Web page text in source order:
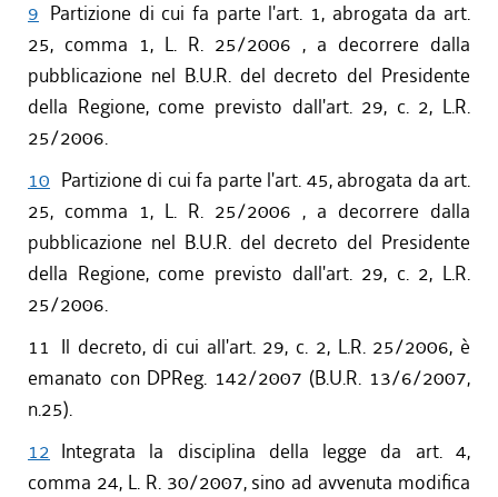
9 Partizione di cui fa parte l'art. 1, abrogata da art.
25, comma 1, L. R. 25/2006 , a decorrere dalla
pubblicazione nel B.U.R. del decreto del Presidente
della Regione, come previsto dall'art. 29, c. 2, L.R.
25/2006.
10 Partizione di cui fa parte l'art. 45, abrogata da art.
25, comma 1, L. R. 25/2006 , a decorrere dalla
pubblicazione nel B.U.R. del decreto del Presidente
della Regione, come previsto dall'art. 29, c. 2, L.R.
25/2006.
11 Il decreto, di cui all'art. 29, c. 2, L.R. 25/2006, è
emanato con DPReg. 142/2007 (B.U.R. 13/6/2007,
n.25).
12 Integrata la disciplina della legge da art. 4,
comma 24, L. R. 30/2007, sino ad avvenuta modifica